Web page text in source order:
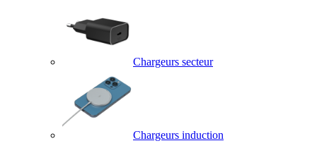
Chargeurs secteur
Chargeurs induction